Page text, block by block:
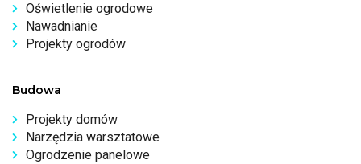
Oświetlenie ogrodowe
Nawadnianie
Projekty ogrodów
Budowa
Projekty domów
Narzędzia warsztatowe
Ogrodzenie panelowe